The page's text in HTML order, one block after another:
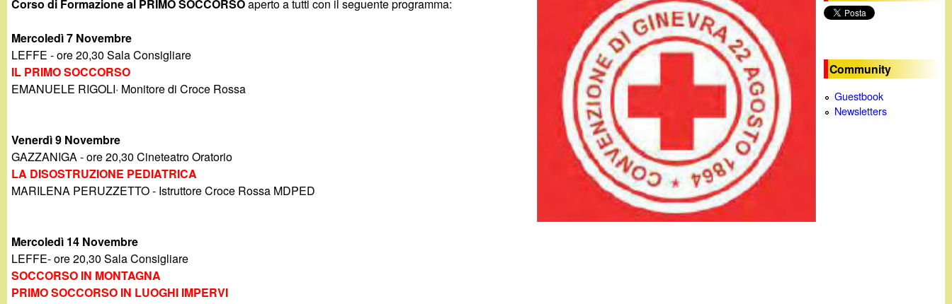
g
a
n
i
n
.
i
a
Corso di Formazione al PRIMO SOCCORSOaperto a tutti con il seguente programma:
Mercoledì 7 Novembre
LEFFE - ore 20,30 Sala Consigliare
IL PRIMO SOCCORSO
EMANUELE RIGOLI· Monitore di Croce Rossa
Venerdì 9 Novembre
GAZZANIGA - ore 20,30 Cineteatro Oratorio
LA DISOSTRUZIONE PEDIATRICA
MARILENA PERUZZETTO - Istruttore Croce Rossa MDPED
Mercoledì 14 Novembre
LEFFE- ore 20,30 Sala Consigliare
SOCCORSO IN MONTAGNA
PRIMO SOCCORSO IN LUOGHI IMPERVI
Community
Guestbook
Newsletters